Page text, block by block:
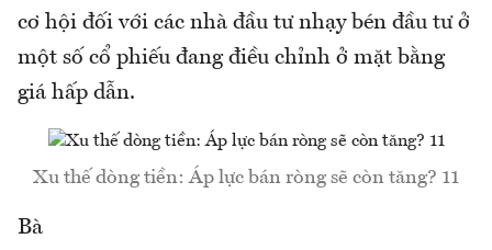
cơ hội đối với các nhà đầu tư nhạy bén đầu tư ở
một số cổ phiếu đang điều chỉnh ở mặt bằng
giá hấp dẫn.
Xu thế dòng tiền: Áp lực bán ròng sẽ còn tăng? 11
Bà